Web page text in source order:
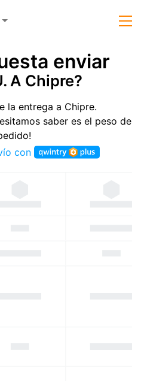
enviar
A Chipre?
la entrega a Chipre.
saber es el peso de
con